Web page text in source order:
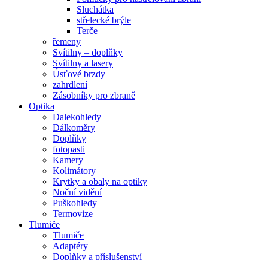
Sluchátka
střelecké brýle
Terče
řemeny
Svítilny – doplňky
Svítilny a lasery
Úsťové brzdy
zahrdlení
Zásobníky pro zbraně
Optika
Dalekohledy
Dálkoměry
Doplňky
fotopasti
Kamery
Kolimátory
Krytky a obaly na optiky
Noční vidění
Puškohledy
Termovize
Tlumiče
Tlumiče
Adaptéry
Doplňky a příslušenství